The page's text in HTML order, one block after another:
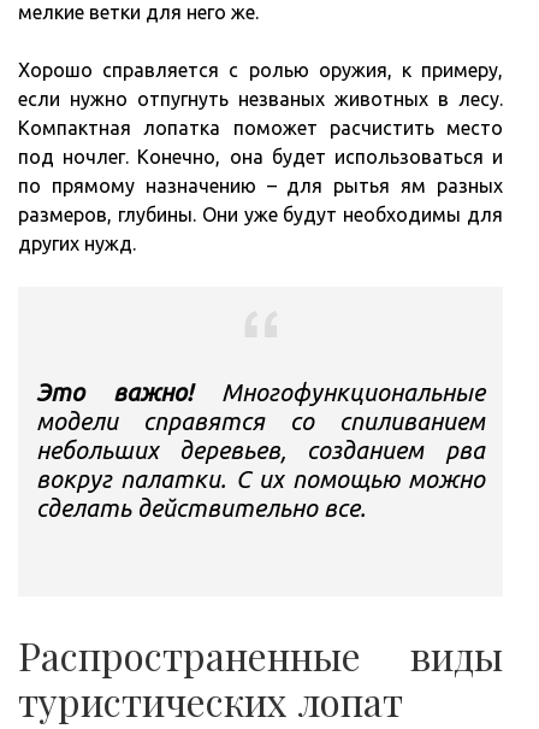
мелкие ветки для него же.
Хорошо справляется с ролью оружия, к примеру,
если нужно отпугнуть незваных животных в лесу.
Компактная лопатка поможет расчистить место
под ночлег. Конечно, она будет использоваться и
по прямому назначению – для рытья ям разных
размеров, глубины. Они уже будут необходимы для
других нужд.
Это важно!Многофункциональные
модели справятся со спиливанием
небольших деревьев, созданием рва
вокруг палатки. С их помощью можно
сделать действительно все.
Распространенные виды
туристических лопат